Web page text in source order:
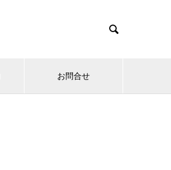

お問合せ